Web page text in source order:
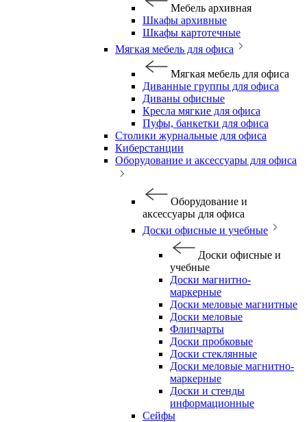
Мебель архивная
Шкафы архивные
Шкафы картотечные
Мягкая мебель для офиса
Мягкая мебель для офиса
Диванные группы для офиса
Диваны офисные
Кресла мягкие для офиса
Пуфы, банкетки для офиса
Столики журнальные для офиса
Киберстанции
Оборудование и аксессуары для офиса
Оборудование и
аксессуары для офиса
Доски офисные и учебные
Доски офисные и
учебные
Доски магнитно-
маркерные
Доски меловые магнитные
Доски меловые
Флипчарты
Доски пробковые
Доски стеклянные
Доски меловые магнитно-
маркерные
Доски и стенды
информационные
Сейфы